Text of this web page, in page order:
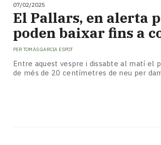
07/02/2025
El Pallars, en alerta
poden baixar fins a
PER TOMÀS GARCIA ESPOT
Entre aquest vespre i dissabte al matí el
de més de 20 centímetres de neu per